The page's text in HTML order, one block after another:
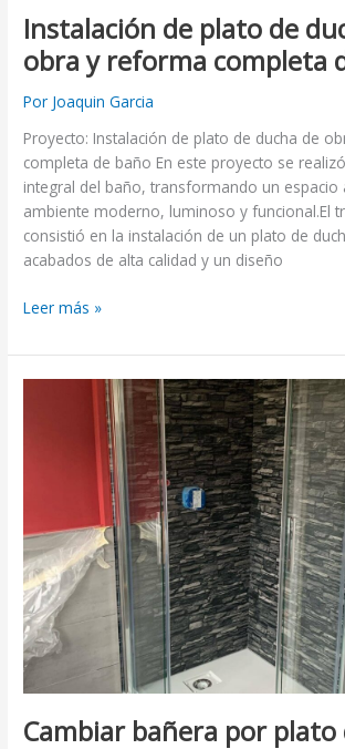
Instalación de plato de
obra y reforma completa
Por Joaquin Garcia
Proyecto: Instalación de plato de ducha de
completa de baño En este proyecto se
integral del baño, transformando un espacio
ambiente moderno, luminoso y funcional.El
consistió en la instalación de un plato de
acabados de alta calidad y un diseño
Leer más »
Cambiar bañera por plato
de
obra
—
Gran
Via,
Barcelona